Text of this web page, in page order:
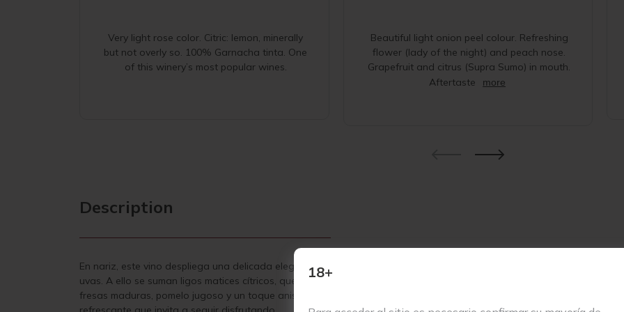
18+
Very light rose color. Citric: lemon, minerally
but not overly so. 100% Garnacha tinta. One
of this winery’s most popular wines.
Beautiful light onion peel colour. Refreshing
flower (lady of the night) and peach nose.
Grapefruit and citrus (Supra Sumo) in mouth.
Aftertaste
more
Description
En nariz, este vino despliega una delicada elegancia aromática, dominada por sutiles notas de frutas rojas y
uvas. A ello se suman ligos matices cítricos, que acentúan su frescura natural. En boca, se abre con una vibrante
fresas maduras, pomelo jugoso y un toque anisado, ofreciendo una experiencia sensorial dinámica. Su final es